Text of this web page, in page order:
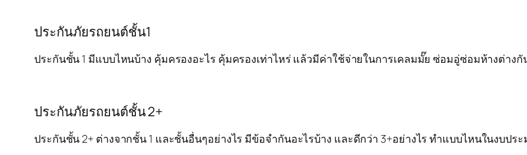
ประกันภัยรถยนต์ชั้น1
ประกันชั้น 1 มีแบบไหนบ้าง คุ้มครองอะไร คุ้มครองเท่าไหร่ แล้วมีค่าใช้จ่ายในการเคลมมั๊ย ซ่อมอู่ซ่อมห้างต่างกั
ประกันภัยรถยนต์ชั้น 2+
ประกันชั้น 2+ ต่างจากชั้น 1 และชั้นอื่นๆอย่างไร มีข้อจำกันอะไรบ้าง และดีกว่า 3+อย่างไร ทำแบบไหนในงบปร